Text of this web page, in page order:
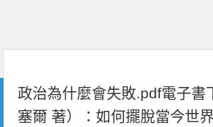
政治為什麼會失敗.pdf電子書
塞爾 著）：如何擺脫當今世